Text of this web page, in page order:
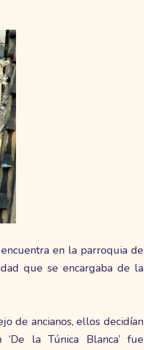
en la parroquia de
que se encargaba de la
de ancianos, ellos decidían
la Túnica Blanca’ fue